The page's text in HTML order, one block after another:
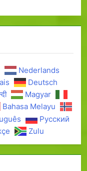
Nederlands
Deutsch
Magyar
Bahasa Melayu
Русский
Zulu